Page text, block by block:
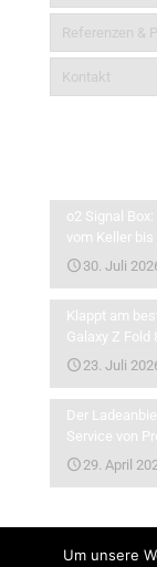
Referenzen &
Kontakt
o2 Signal
vom Keller
30. Juli
Klappt am
Galaxy Z Fold
23. Juli
Der
Service von
29. April
Um unsere